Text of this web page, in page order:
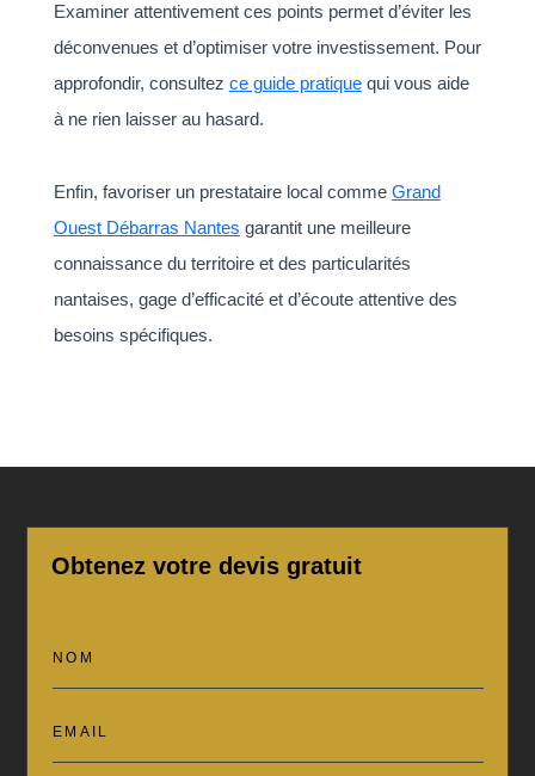
Examiner attentivement ces points permet d’éviter les
déconvenues et d’optimiser votre investissement. Pour
approfondir, consultez ce guide pratiquequi vous aide
à ne rien laisser au hasard.
Enfin, favoriser un prestataire local comme Grand
Ouest Débarras Nantes garantit une meilleure
connaissance du territoire et des particularités
nantaises, gage d’efficacité et d’écoute attentive des
besoins spécifiques.
Obtenez votre devis gratuit